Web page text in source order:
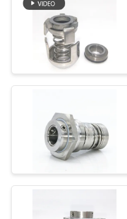
ЦИТАТУ
КАРТА
САЙТА
PRIVACY
POLICY